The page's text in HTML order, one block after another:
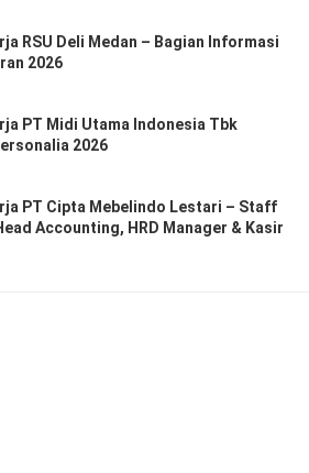
RSU Deli Medan – Bagian Informasi
2026
PT Midi Utama Indonesia Tbk
2026
PT Cipta Mebelindo Lestari – Staff
Accounting, HRD Manager & Kasir